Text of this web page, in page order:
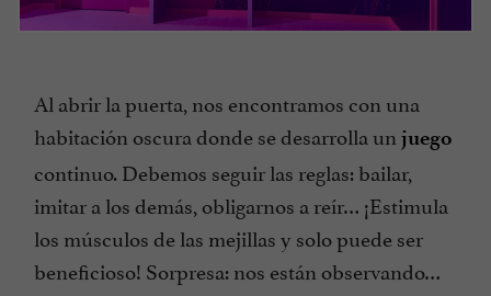
Al abrir la puerta, nos encontramos con una
habitación oscura donde se desarrolla un juego
continuo. Debemos seguir las reglas: bailar,
imitar a los demás, obligarnos a reír… ¡Estimula
los músculos de las mejillas y solo puede ser
beneficioso! Sorpresa: nos están observando…